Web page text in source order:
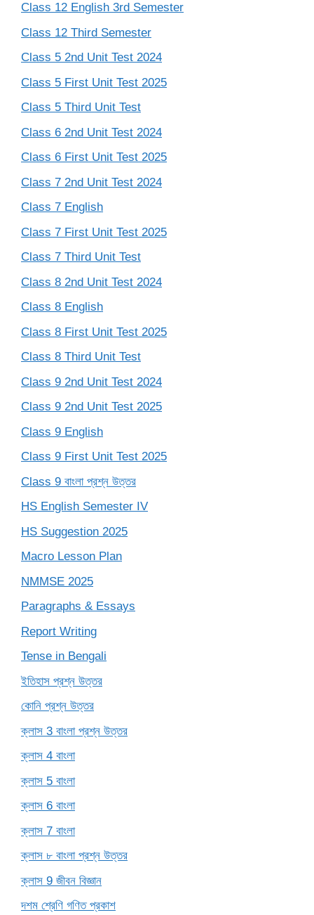
Class 12 English 3rd Semester
Class 12 Third Semester
Class 5 2nd Unit Test 2024
Class 5 First Unit Test 2025
Class 5 Third Unit Test
Class 6 2nd Unit Test 2024
Class 6 First Unit Test 2025
Class 7 2nd Unit Test 2024
Class 7 English
Class 7 First Unit Test 2025
Class 7 Third Unit Test
Class 8 2nd Unit Test 2024
Class 8 English
Class 8 First Unit Test 2025
Class 8 Third Unit Test
Class 9 2nd Unit Test 2024
Class 9 2nd Unit Test 2025
Class 9 English
Class 9 First Unit Test 2025
Class 9 বাংলা প্রশ্ন উত্তর
HS English Semester IV
HS Suggestion 2025
Macro Lesson Plan
NMMSE 2025
Paragraphs & Essays
Report Writing
Tense in Bengali
ইতিহাস প্রশ্ন উত্তর
কোনি প্রশ্ন উত্তর
ক্লাস 3 বাংলা প্রশ্ন উত্তর
ক্লাস 4 বাংলা
ক্লাস 5 বাংলা
ক্লাস 6 বাংলা
ক্লাস 7 বাংলা
ক্লাস ৮ বাংলা প্রশ্ন উত্তর
ক্লাস 9 জীবন বিজ্ঞান
দশম শ্রেণি গণিত প্রকাশ